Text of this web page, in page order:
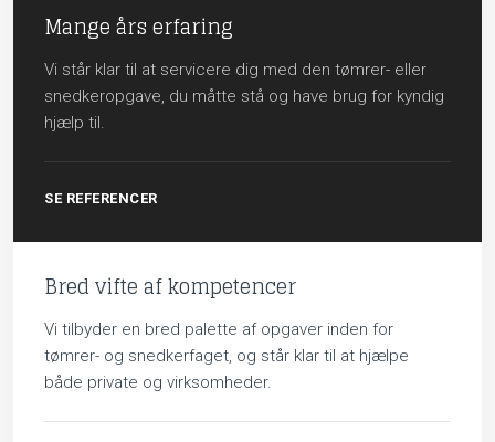
Mange års erfaring
Vi står klar til at servicere dig med den tømrer- eller
snedkeropgave, du måtte stå og have brug for kyndig
hjælp til.
SE REFERENCER
Bred vifte af kompetencer
Vi tilbyder en bred palette af opgaver inden for
tømrer- og snedkerfaget, og står klar til at hjælpe
både private og virksomheder.